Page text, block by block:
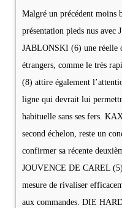
Malgré un précédent moins
présentation pieds nus
JABLONSKI (6) une réelle
étrangers, comme le très
(8) attire également
ligne qui devrait lui
habituelle sans ses fers.
second échelon, reste un
confirmer sa récente
JOUVENCE DE CAREL
mesure de rivaliser
aux commandes. DIE